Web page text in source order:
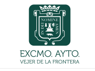
Skip to main content